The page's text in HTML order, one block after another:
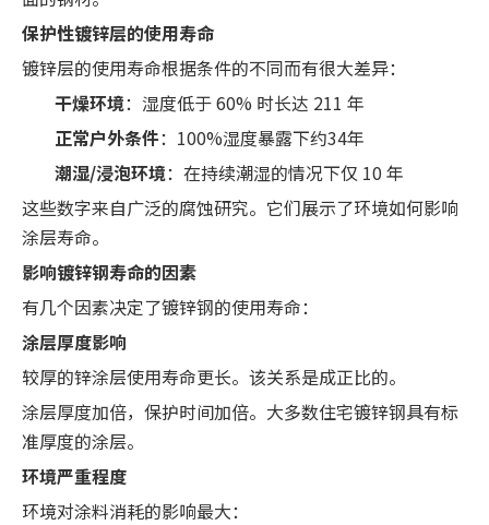
保护性镀锌层的使用寿命
镀锌层的使用寿命根据条件的不同而有很大差异：
干燥环境：湿度低于 60% 时长达 211 年
正常户外条件：100%湿度暴露下约34年
潮湿/浸泡环境：在持续潮湿的情况下仅 10 年
这些数字来自广泛的腐蚀研究。它们展示了环境如何影响
涂层寿命。
影响镀锌钢寿命的因素
有几个因素决定了镀锌钢的使用寿命：
涂层厚度影响
较厚的锌涂层使用寿命更长。该关系是成正比的。
涂层厚度加倍，保护时间加倍。大多数住宅镀锌钢具有标
准厚度的涂层。
环境严重程度
环境对涂料消耗的影响最大：